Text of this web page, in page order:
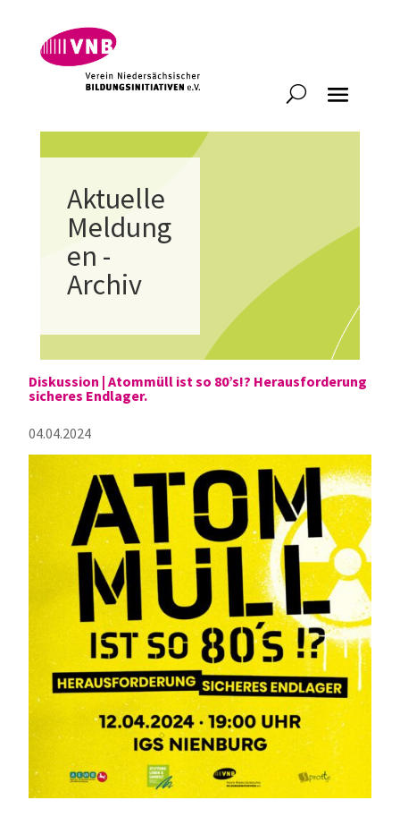
Aktuelle
Meldung
en -
Archiv
Diskussion | Atommüll ist so 80’s!? Herausforderung
sicheres Endlager.
04.04.2024